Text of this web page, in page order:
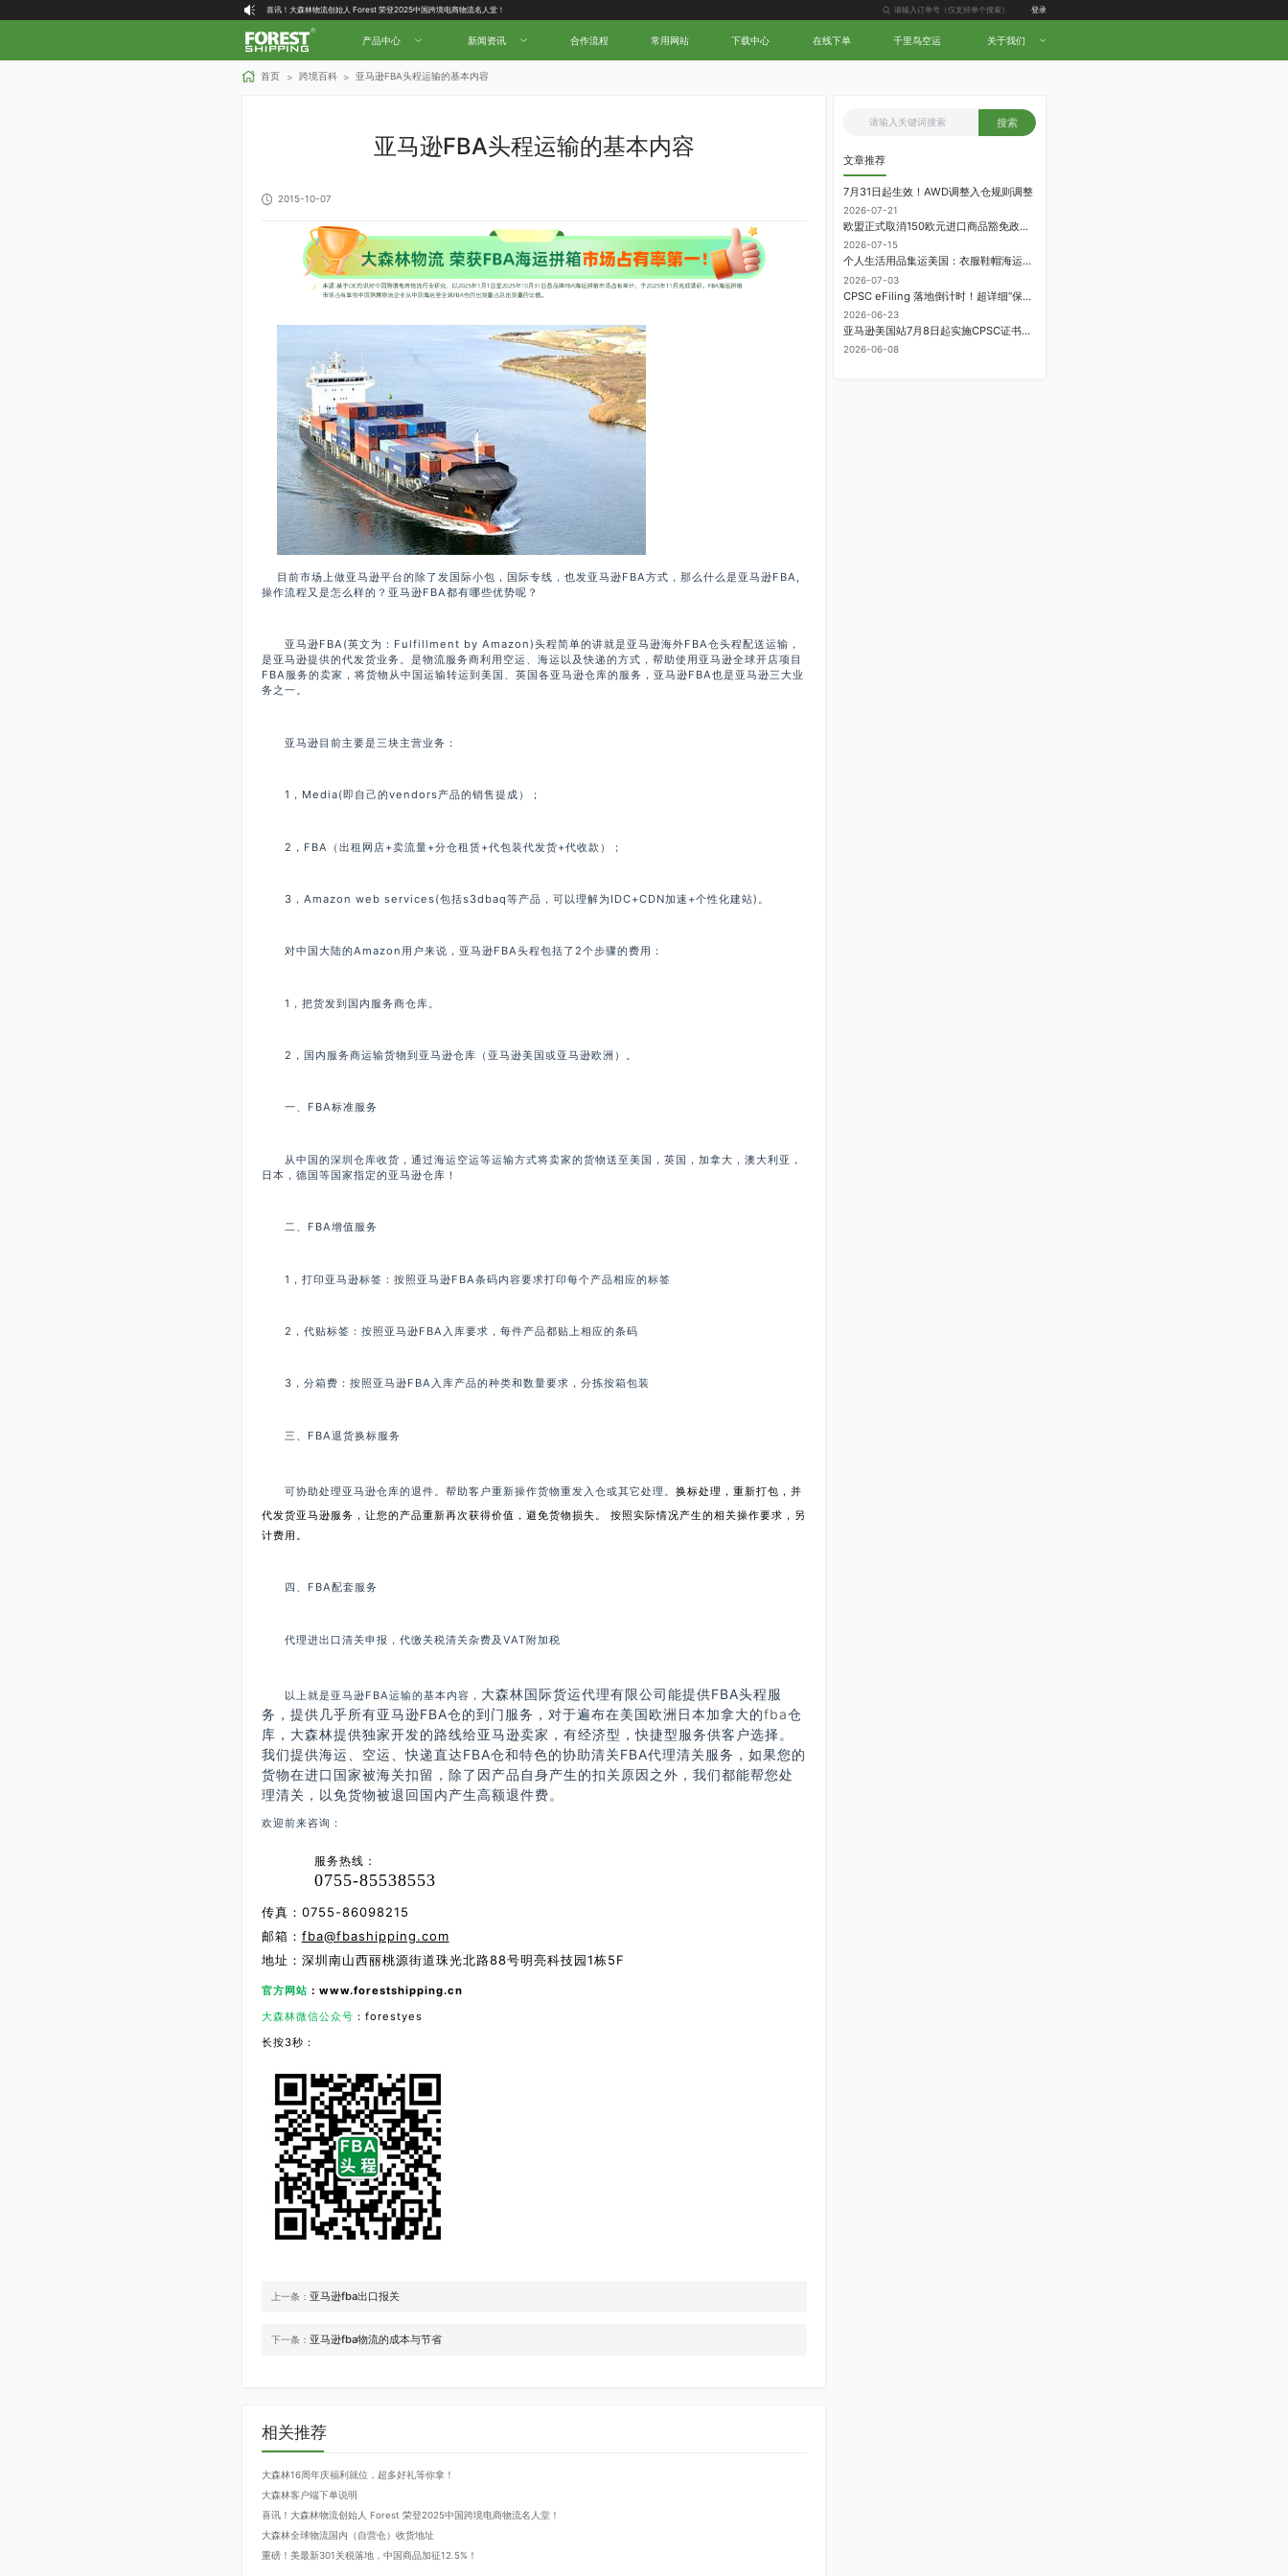
喜讯！大森林物流创始人 Forest 荣登2025中国跨境电商物流名人堂！
大森林全球物流国内（自营仓）收货地址
大森林16周年庆福利就位，超多好礼等你拿！
登录
产品中心 新闻资讯 合作流程 常用网站 下载中心 在线下单 千里鸟空运 关于我们
首页 > 跨境百科 > 亚马逊FBA头程运输的基本内容
亚马逊FBA头程运输的基本内容
2015-10-07
目前市场上做亚马逊平台的除了发国际小包，国际专线，也发亚马逊FBA方式，那么什么是亚马逊FBA,
操作流程又是怎么样的？亚马逊FBA都有哪些优势呢？
亚马逊FBA(英文为：Fulfillment by Amazon)头程简单的讲就是亚马逊海外FBA仓头程配送运输，
是亚马逊提供的代发货业务。是物流服务商利用空运、海运以及快递的方式，帮助使用亚马逊全球开店项目
FBA服务的卖家，将货物从中国运输转运到美国、英国各亚马逊仓库的服务，亚马逊FBA也是亚马逊三大业
务之一。
亚马逊目前主要是三块主营业务：
1，Media(即自己的vendors产品的销售提成）；
2，FBA（出租网店+卖流量+分仓租赁+代包装代发货+代收款）；
3，Amazon web services(包括s3dbaq等产品，可以理解为IDC+CDN加速+个性化建站)。
对中国大陆的Amazon用户来说，亚马逊FBA头程包括了2个步骤的费用：
1，把货发到国内服务商仓库。
2，国内服务商运输货物到亚马逊仓库（亚马逊美国或亚马逊欧洲）。
一、FBA标准服务
从中国的深圳仓库收货，通过海运空运等运输方式将卖家的货物送至美国，英国，加拿大，澳大利亚，
日本，德国等国家指定的亚马逊仓库！
二、FBA增值服务
1，打印亚马逊标签：按照亚马逊FBA条码内容要求打印每个产品相应的标签
2，代贴标签：按照亚马逊FBA入库要求，每件产品都贴上相应的条码
3，分箱费：按照亚马逊FBA入库产品的种类和数量要求，分拣按箱包装
三、FBA退货换标服务
可协助处理亚马逊仓库的退件。帮助客户重新操作货物重发入仓或其它处理。 换标处理，重新打包，并
代发货亚马逊服务，让您的产品重新再次获得价值，避免货物损失。
按照实际情况产生的相关操作要求，另
计费用。
四、FBA配套服务
代理进出口清关申报，代缴关税清关杂费及VAT附加税
以上就是亚马逊FBA运输的基本内容， 大森林国际货运代理有限公司能提供FBA头程服
务，提供几乎所有亚马逊FBA仓的到门服务，对于遍布在美国欧洲日本加拿大的fba仓
库，大森林提供独家开发的路线给亚马逊卖家，有经济型，快捷型服务供客户选择。
我们提供海运、空运、快递直达FBA仓和特色的协助清关FBA代理清关服务，如果您的
货物在进口国家被海关扣留，除了因产品自身产生的扣关原因之外，我们都能帮您处
理清关，以免货物被退回国内产生高额退件费。
欢迎前来咨询：
服务热线：
0755-85538553
传真：0755-86098215
邮箱： fba@fbashipping.com
地址：深圳南山西丽桃源街道珠光北路88号明亮科技园1栋5F
官方网站 ：www.forestshipping.cn
大森林微信公众号 ：forestyes
长按3秒：
上一条： 亚马逊fba出口报关
下一条： 亚马逊fba物流的成本与节省
相关推荐
大森林16周年庆福利就位，超多好礼等你拿！
大森林客户端下单说明
喜讯！大森林物流创始人 Forest 荣登2025中国跨境电商物流名人堂！
大森林全球物流国内（自营仓）收货地址
重磅！美最新301关税落地，中国商品加征12.5%！
搜索
文章推荐
7月31日起生效！AWD调整入仓规则调整
2026-07-21
欧盟正式取消150欧元进口商品豁免政策，每件加征3欧元进口关税
2026-07-15
个人生活用品集运美国：衣服鞋帽海运计费方式
2026-07-03
CPSC eFiling 落地倒计时！超详细“保姆级”实操指南来了！
2026-06-23
亚马逊美国站7月8日起实施CPSC证书电子申报要求，FBA受管制商品需提前申报
2026-06-08